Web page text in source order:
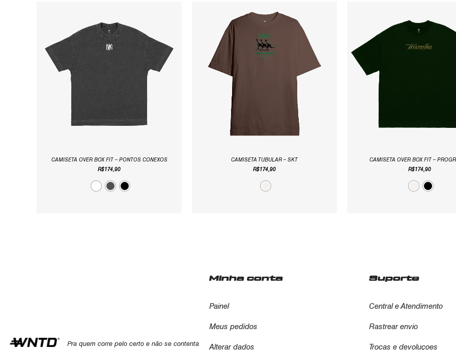
CAMISETA OVER BOX FIT – PONTOS CONEXOS
R$ 174,90
CAMISETA TUBULAR – SKT
R$ 174,90
CAMISETA OVER BOX FIT –
R$ 174,90
Pra quem corre pelo certo e não se contenta
Minha conta
Painel
Meus pedidos
Alterar dados
Suporte
Central e Atendimento
Rastrear envio
Trocas e devoluçoes